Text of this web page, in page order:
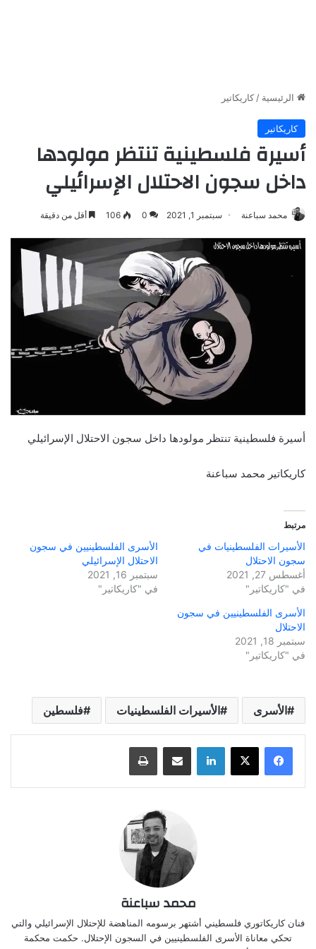
الرئيسية / كاريكاتير
كاريكاتير
أسيرة فلسطينية تنتظر مولودها
داخل سجون الاحتلال الإسرائيلي
محمد سباعنة سبتمبر 1, 2021 0
106 أقل من دقيقة
أسيرة فلسطينية تنتظر مولودها داخل سجون الاحتلال الإسرائيلي
كاريكاتير محمد سباعنة
مرتبط
الأسيرات الفلسطينيات في
سجون الاحتلال
أغسطس 27, 2021
في "كاريكاتير"
الأسرى الفلسطينيين في سجون
الاحتلال الإسرائيلي
سبتمبر 16, 2021
في "كاريكاتير"
الأسرى الفلسطينيين في سجون
الاحتلال
سبتمبر 18, 2021
في "كاريكاتير"
الأسرى الأسيرات الفلسطينيات فلسطين
لينكدإن مشاركة عبر البريد طباعة
محمد سباعنة
فنان كاريكاتوري فلسطيني أشتهر برسومه المناهضة للإحتلال الإسرائيلي والتي
تحكي معاناة الأسرى الفلسطينيين في السجون الإحتلال. حكمت محكمة